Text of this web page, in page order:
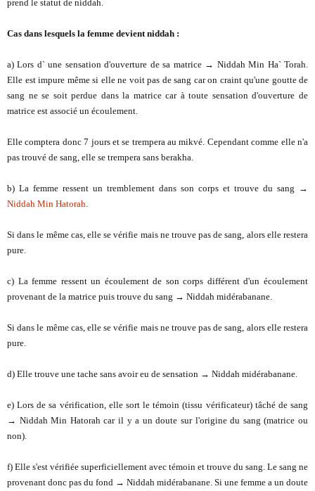
prend le statut de niddah.
Cas dans lesquels la femme devient niddah :
a) Lors d` une sensation d'ouverture de sa matrice → Niddah Min Ha` Torah.
Elle est impure même si elle ne voit pas de sang car on craint qu'une goutte de
sang ne se soit perdue dans la matrice car à toute sensation d'ouverture de
matrice est associé un écoulement.
Elle comptera donc 7 jours et se trempera au mikvé. Cependant comme elle n'a
pas trouvé de sang, elle se trempera sans berakha.
b) La femme ressent un tremblement dans son corps et trouve du sang →
Niddah Min Hatorah.
Si dans le même cas, elle se vérifie mais ne trouve pas de sang, alors elle restera
pure.
c) La femme ressent un écoulement de son corps différent d'un écoulement
provenant de la matrice puis trouve du sang → Niddah midérabanane.
Si dans le même cas, elle se vérifie mais ne trouve pas de sang, alors elle restera
pure.
d) Elle trouve une tache sans avoir eu de sensation → Niddah midérabanane.
e) Lors de sa vérification, elle sort le témoin (tissu vérificateur) tâché de sang
→ Niddah Min Hatorah car il y a un doute sur l'origine du sang (matrice ou
non).
f) Elle s'est vérifiée superficiellement avec témoin et trouve du sang. Le sang ne
provenant donc pas du fond → Niddah midérabanane. Si une femme a un doute